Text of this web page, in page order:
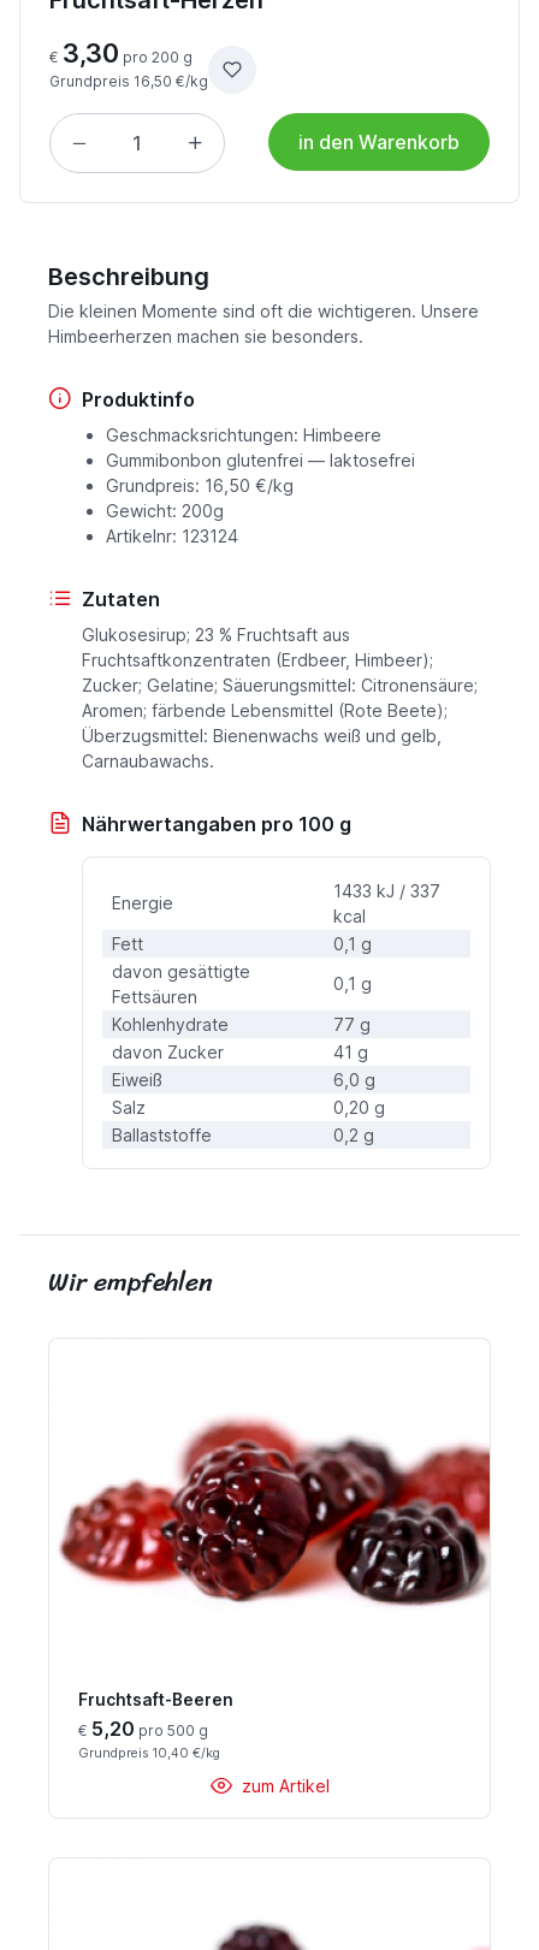
€ 3,30 pro 200 g
Grundpreis 16,50 €/kg
in den Warenkorb
Beschreibung
Die kleinen Momente sind oft die wichtigeren. Unsere
Himbeerherzen machen sie besonders.
Produktinfo
Geschmacksrichtungen: Himbeere
Gummibonbon glutenfrei — laktosefrei
Grundpreis: 16,50 €/kg
Gewicht: 200g
Artikelnr: 123124
Zutaten
Glukosesirup; 23 % Fruchtsaft aus
Fruchtsaftkonzentraten (Erdbeer, Himbeer);
Zucker; Gelatine; Säuerungsmittel: Citronensäure;
Aromen; färbende Lebensmittel (Rote Beete);
Überzugsmittel: Bienenwachs weiß und gelb,
Carnaubawachs.
Nährwertangaben pro 100 g
Energie
1433 kJ / 337
kcal
Fett
0,1 g
davon gesättigte
Fettsäuren
0,1 g
Kohlenhydrate
77 g
davon Zucker
41 g
Eiweiß
6,0 g
Salz
0,20 g
Ballaststoffe
0,2 g
Wir empfehlen
Fruchtsaft-Beeren
€ 5,20 pro 500 g
Grundpreis 10,40 €/kg
zum Artikel